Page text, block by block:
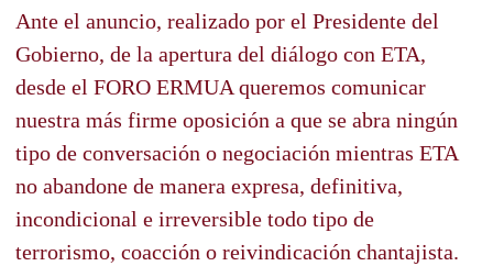
Ante el anuncio, realizado por el Presidente del
Gobierno, de la apertura del diálogo con ETA,
desde el FORO ERMUA queremos comunicar
nuestra más firme oposición a que se abra ningún
tipo de conversación o negociación mientras ETA
no abandone de manera expresa, definitiva,
incondicional e irreversible todo tipo de
terrorismo, coacción o reivindicación chantajista.